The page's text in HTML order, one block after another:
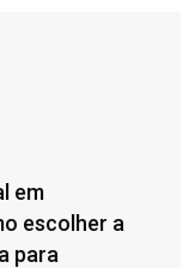
em
escolher a
para